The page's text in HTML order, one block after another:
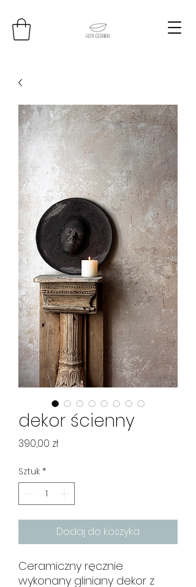
dekor ścienny
390,00 złCena
Sztuk *
Dodaj do koszyka
Ceramiczny ręcznie
wykonany gliniany dekor z